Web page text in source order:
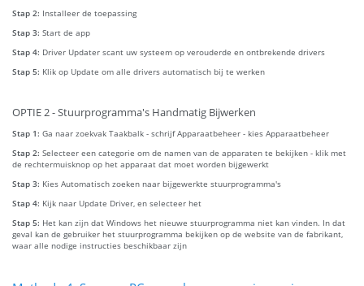
Stap 2: Installeer de toepassing
Stap 3: Start de app
Stap 4: Driver Updater scant uw systeem op verouderde en ontbrekende drivers
Stap 5: Klik op Update om alle drivers automatisch bij te werken
OPTIE 2 - Stuurprogramma's Handmatig Bijwerken
Stap 1: Ga naar zoekvak Taakbalk - schrijf Apparaatbeheer - kies Apparaatbeheer
Stap 2: Selecteer een categorie om de namen van de apparaten te bekijken - klik met
de rechtermuisknop op het apparaat dat moet worden bijgewerkt
Stap 3: Kies Automatisch zoeken naar bijgewerkte stuurprogramma's
Stap 4: Kijk naar Update Driver, en selecteer het
Stap 5: Het kan zijn dat Windows het nieuwe stuurprogramma niet kan vinden. In dat
geval kan de gebruiker het stuurprogramma bekijken op de website van de fabrikant,
waar alle nodige instructies beschikbaar zijn